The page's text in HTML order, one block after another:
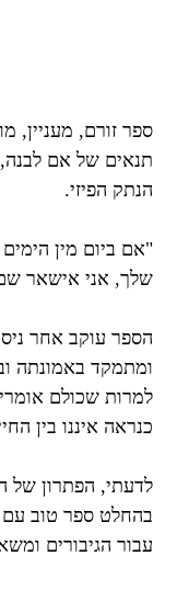
ספר זורם,
תנאים של אם
הנתק הפיזי.
"אם ביום מין
שלך, אני אישאר
הספר עוקב אחר
ומתמקד באמונתה
למרות שכולם
כנראה איננו בין
לדעתי, הפתרון של
בהחלט ספר טוב עם
עבור הגיבורים